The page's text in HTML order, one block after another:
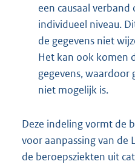
een causaal
individueel niveau.
de gegevens niet
Het kan ook komen
gegevens,
niet mogelijk is.
Deze indeling vormt de
voor aanpassing van de
de beroepsziekten uit